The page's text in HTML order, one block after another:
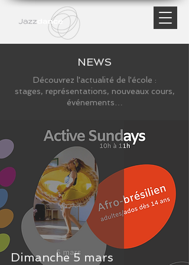
NEWS
Découvrez l'actualité de l'école :
stages, représentations, nouveaux cours,
événements…
Dimanche 5 mars